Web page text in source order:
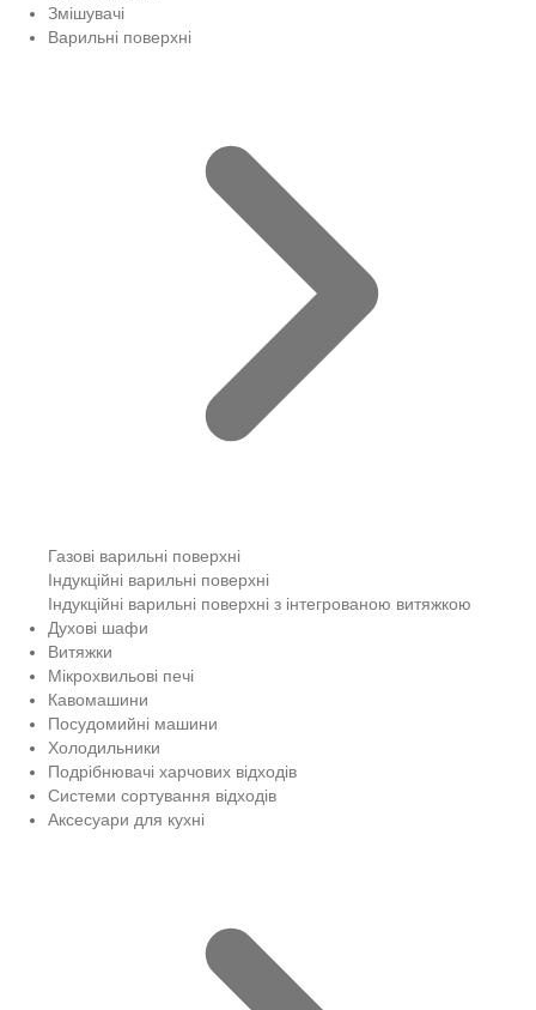
Змішувачі
Варильні поверхні
Газові варильні поверхні
Індукційні варильні поверхні
Індукційні варильні поверхні з інтегрованою витяжкою
Духові шафи
Витяжки
Мікрохвильові печі
Кавомашини
Посудомийні машини
Холодильники
Подрібнювачі харчових відходів
Системи сортування відходів
Аксесуари для кухні